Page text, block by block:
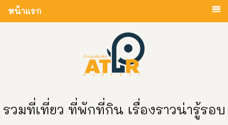
หน้าแรก
รวมที่เที่ยว ที่พักที่กิน เรื่องราวน่ารู้รอบ